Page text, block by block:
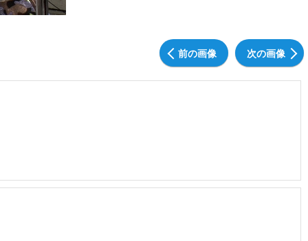
前の画像 次の画像